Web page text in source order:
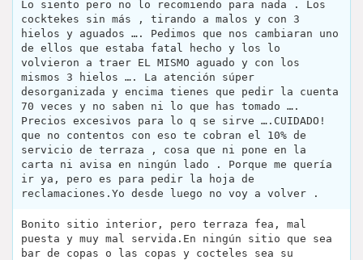
Lo siento pero no lo recomiendo para nada . Los
cocktekes sin más , tirando a malos y con 3
hielos y aguados …. Pedimos que nos cambiaran uno
de ellos que estaba fatal hecho y los lo
volvieron a traer EL MISMO aguado y con los
mismos 3 hielos …. La atención súper
desorganizada y encima tienes que pedir la cuenta
70 veces y no saben ni lo que has tomado ….
Precios excesivos para lo q se sirve ….CUIDADO!
que no contentos con eso te cobran el 10% de
servicio de terraza , cosa que ni pone en la
carta ni avisa en ningún lado . Porque me quería
ir ya, pero es para pedir la hoja de
reclamaciones.Yo desde luego no voy a volver .
Bonito sitio interior, pero terraza fea, mal
puesta y muy mal servida.En ningún sitio que sea
bar de copas o las copas y cocteles sea su